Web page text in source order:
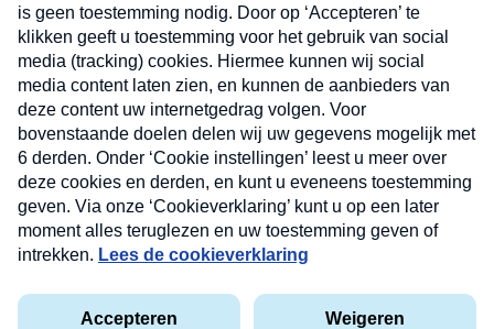
Privacyverklaring
Cookieverklaring
Nieuwsbrief
Neem hier een gratis abonnement op onze
nieuwsbrief. Elke vrijdag- en dinsdagochtend in uw